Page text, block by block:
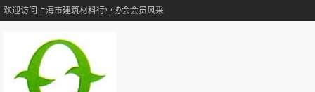
欢迎访问上海市建筑材料行业协会会员风采